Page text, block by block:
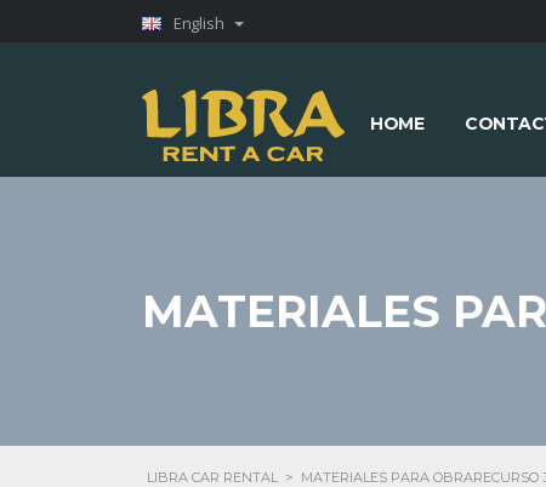
English
HOME
MATERIALES
LIBRA CAR RENTAL > MATERIALES PARA OBRARECURSO